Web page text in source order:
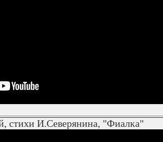
стихи И.Северянина, "Фиалка"